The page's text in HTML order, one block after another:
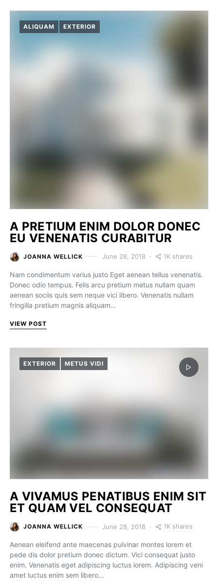
ALIQUAM EXTERIOR
A PRETIUM ENIM DOLOR DONEC
EU VENENATIS CURABITUR
JOANNA WELLICK June 28, 2018 1K shares
Nam condimentum varius justo Eget aenean tellus venenatis.
Donec odio tempus. Felis arcu pretium metus nullam quam
aenean sociis quis sem neque vici libero. Venenatis nullam
fringilla pretium magnis aliquam…
VIEW POST
EXTERIOR METUS VIDI
A VIVAMUS PENATIBUS ENIM SIT
ET QUAM VEL CONSEQUAT
JOANNA WELLICK June 28, 2018 1K shares
Aenean eleifend ante maecenas pulvinar montes lorem et
pede dis dolor pretium donec dictum. Vici consequat justo
enim. Venenatis eget adipiscing luctus lorem. Adipiscing veni
amet luctus enim sem libero…